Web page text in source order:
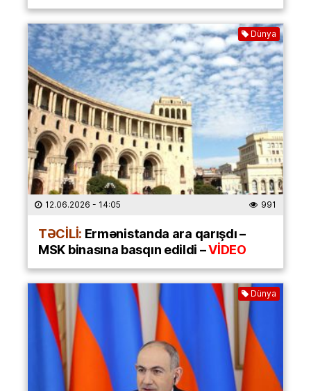
Dünya
12.06.2026 - 14:05 991
TƏCİLİ: Ermənistanda ara qarışdı –
MSK binasına basqın edildi –VİDEO
Dünya